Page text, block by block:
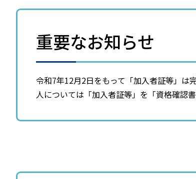
重要なお知らせ
令和7年12月2日をもって「加入者証等」は
人については「加入者証等」を「資格確認